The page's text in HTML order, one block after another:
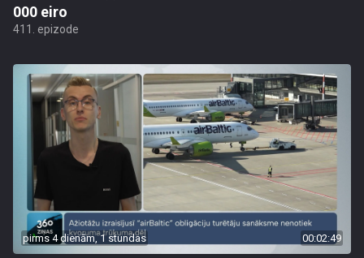
000 eiro
411. epizode
pirms 4 dienām, 1 stundas 00:02:49